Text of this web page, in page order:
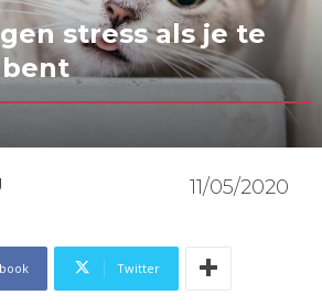
stress als je te
11/05/2020
Twitter